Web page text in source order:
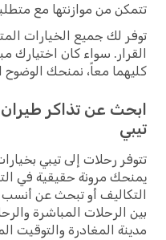
تتمكن من موازنتها مع
توفر لك جميع الخيارات
القرار. سواء كان اختيارك
كليهما معاً، نمنحك الوضوح
ابحث عن تذاكر
تيبي
تتوفر رحلات إلى تيبي
يمنحك مرونة حقيقية في
التكاليف أو تبحث عن أنسب
بين الرحلات المباشرة
مدينة المغادرة والتوقيت